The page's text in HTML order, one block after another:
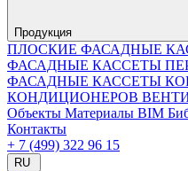
Продукция
ПЛОСКИЕ ФАСАДНЫЕ
ФАСАДНЫЕ КАССЕТЫ
ФАСАДНЫЕ КАССЕТЫ
КОНДИЦИОНЕРОВ
Объекты Материалы BIM
Контакты
+ 7 (499) 322 96 15
RU